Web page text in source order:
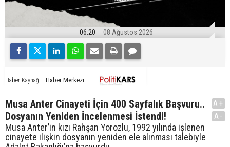
06:20 08 Ağustos 2026
Haber Kaynağı Haber Merkezi
Musa Anter Cinayeti İçin 400 Sayfalık Başvuru..
Dosyanın Yeniden İncelenmesi İstendi!
Musa Anter’in kızı Rahşan Yorozlu, 1992 yılında işlenen
cinayete ilişkin dosyanın yeniden ele alınması talebiyle
A+
A-